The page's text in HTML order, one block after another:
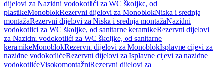
dijelovi za Nazidni vodokotlići za WC školjke, od
plastikeMonoblokRezervni dijelovi za MonoblokNiska i srednja
montažaRezervni dijelovi za Niska i srednja montažaNazidni
vodokotlići za WC školjke, od sanitarne keramikeRezervni dijelovi
za Nazidni vodokotlići za WC školjke, od sanitarne
keramikeMonoblokRezervni dijelovi za MonoblokIsplavne cijevi za
nazidne vodokotlićeRezervni dijelovi za Isplavne cijevi za nazidne
vodokotlićeVisokomontažniRezervni dijelovi za